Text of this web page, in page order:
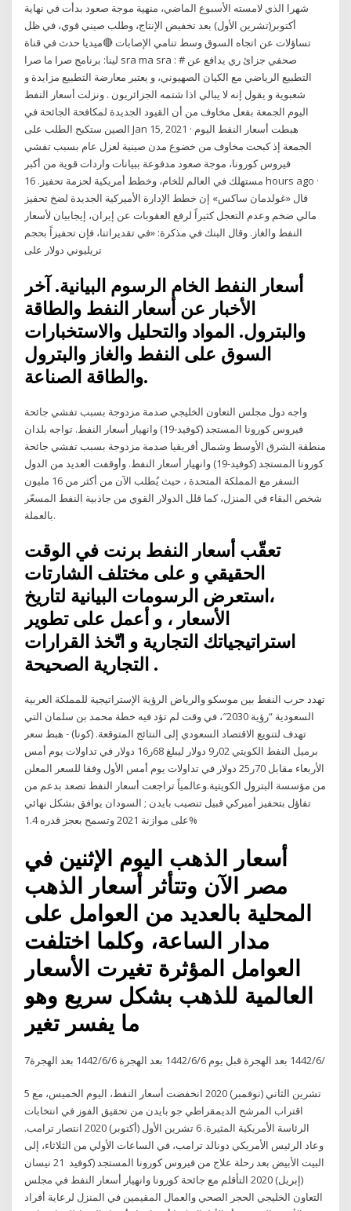
شهرا الذي لامسته الأسبوع الماضي، منهية موجة صعود بدأت في نهاية
أكتوبر(تشرين الأول) بعد تخفيض الإنتاج، وطلب صيني قوي، في ظل
تساؤلات عن اتجاه السوق وسط تنامي الإصابات 🔴ميديا حدث في قناة
لينا: برنامج صرا ما صرا sra ma sra : صحفي جزائ ري يدافع عن #
التطبيع الرياضي مع الكيان الصهيوني، و يعتبر معارضة التطبيع مزايدة و
شعبوية و يقول إنه لا يبالي اذا شتمه الجزائريون . ونزلت أسعار النفط
اليوم الجمعة بفعل مخاوف من أن القيود الجديدة لمكافحة الجائحة في
الصين ستكبح الطلب على Jan 15, 2021 · هبطت أسعار النفط اليوم
الجمعة إذ كبحت مخاوف من خضوع مدن صينية لعزل عام بسبب تفشي
فيروس كورونا، موجة صعود مدفوعة ببيانات واردات قوية من أكبر
مستهلك في العالم للخام، وخطط أمريكية لحزمة تحفيز. 16 hours ago ·
قال «غولدمان ساكس» إن خطط الإدارة الأميركية الجديدة لضخ تحفيز
مالي ضخم وعدم التعجل كثيراً لرفع العقوبات عن إيران، إيجابيان لأسعار
النفط والغاز. وقال البنك في مذكرة: «في تقديراتنا، فإن تحفيزاً بحجم
تريليوني دولار على
أسعار النفط الخام الرسوم البيانية. آخر
الأخبار عن أسعار النفط والطاقة
والبترول. المواد والتحليل والاستخبارات
السوق على النفط والغاز والبترول
والطاقة الصناعة.
واجه دول مجلس التعاون الخليجي صدمة مزدوجة بسبب تفشي جائحة
فيروس كورونا المستجد (كوفيد-19) وانهيار أسعار النفط. تواجه بلدان
منطقة الشرق الأوسط وشمال أفريقيا صدمة مزدوجة بسبب تفشي جائحة
كورونا المستجد (كوفيد-19) وانهيار أسعار النفط. وأوقفت العديد من الدول
السفر مع المملكة المتحدة ، حيث يُطلب الآن من أكثر من 16 مليون
شخص البقاء في المنزل، كما قلل الدولار القوي من جاذبية النفط المسعّر
بالعملة.
تعقّب أسعار النفط برنت في الوقت
الحقيقي و على مختلف الشارتات
،استعرض الرسومات البيانية لتاريخ
الأسعار ، و أعمل على تطوير
استراتيجياتك التجارية و اتّخذ القرارات
التجارية الصحيحة .
تهدد حرب النفط بين موسكو والرياض الرؤية الإستراتيجية للمملكة العربية
السعودية “رؤية 2030″، في وقت لم تؤد فيه خطة محمد بن سلمان التي
تهدف لتنويع الاقتصاد السعودي إلى النتائج المتوقعة. (كونا) - هبط سعر
برميل النفط الكويتي 02ر9 دولار ليبلغ 68ر16 دولار في تداولات يوم أمس
الأربعاء مقابل 70ر25 دولار في تداولات يوم أمس الأول وفقا للسعر المعلن
من مؤسسة البترول الكويتية.وعالمياً تراجعت أسعار النفط تصعد بدعم من
تفاؤل بتحفيز أميركي قبيل تنصيب بايدن ; السودان يوافق بشكل نهائي
على موازنة 2021 وتسمح بعجز قدره 1.4%
أسعار الذهب اليوم الإثنين في
مصر الآن وتتأثر أسعار الذهب
المحلية بالعديد من العوامل على
مدار الساعة، وكلما اختلفت
العوامل المؤثرة تغيرت الأسعار
العالمية للذهب بشكل سريع وهو
ما يفسر تغير
7‏‏/6‏‏/1442 بعد الهجرة قبل يوم 6‏‏/6‏‏/1442 بعد الهجرة 6‏‏/6‏‏/1442 بعد الهجرة
5 تشرين الثاني (نوفمبر) 2020 انخفضت أسعار النفط، اليوم الخميس، مع
اقتراب المرشح الديمقراطي جو بايدن من تحقيق الفوز في انتخابات
الرئاسة الأمريكية المثيرة. 6 تشرين الأول (أكتوبر) 2020 انتصار ترامب.
وعاد الرئيس الأمريكي دونالد ترامب، في الساعات الأولي من الثلاثاء، إلى
البيت الأبيض بعد رحلة علاج من فيروس كورونا المستجد (كوفيد 21 نيسان
(إبريل) 2020 التأقلم مع جائحة كورونا وانهيار أسعار النفط في مجلس
التعاون الخليجي الحجر الصحي والعمال المقيمين في المنزل لرعاية أفراد